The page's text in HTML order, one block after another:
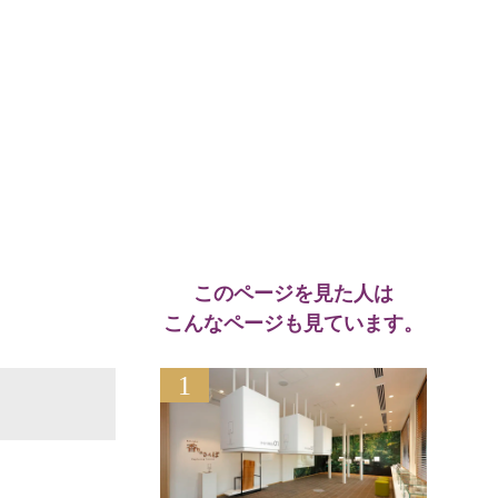
このページを見た人は
こんなページも見ています。
1